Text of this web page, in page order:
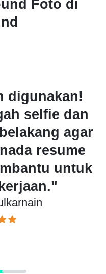
Foto di
alat ini,
terlihat jauh
Penggantian
membuat
terlihat